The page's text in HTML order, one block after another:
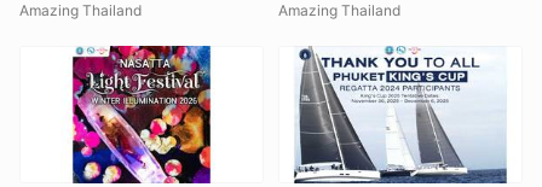
Amazing Thailand Amazing Thailand